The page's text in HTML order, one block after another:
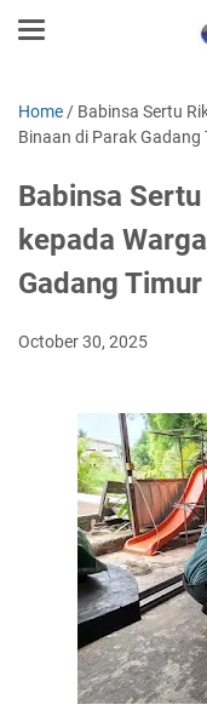
Home / Babinsa Sertu
Binaan di Parak Gadang
Babinsa
kepada
Gadang Timur
October 30, 2025